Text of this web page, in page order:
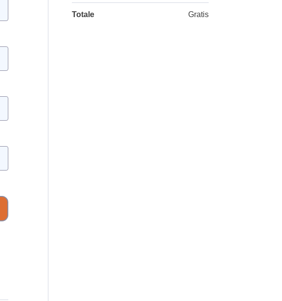
Totale Gratis